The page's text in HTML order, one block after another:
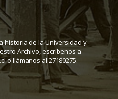
historia de la Universidad y
Archivo, escríbenos a
o llámanos al 27180275.